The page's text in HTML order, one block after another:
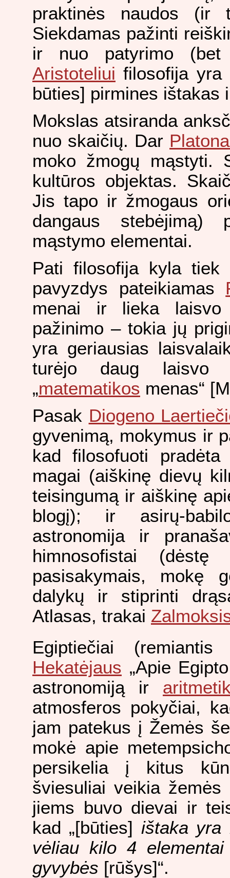
praktinės naudos
Siekdamas pažinti
ir nuo patyrimo (bet
Aristoteliui filosofija yra
būties] pirmines ištakas
Mokslas atsiranda
nuo skaičių. Dar
moko žmogų mąstyti.
kultūros objektas.
Jis tapo ir žmogaus
dangaus stebėjimą)
mąstymo elementai.
Pati filosofija kyla
pavyzdys pateikiamas
menai ir lieka laisvo
pažinimo – tokia jų
yra geriausias
turėjo daug laisvo
„matematikos menas“
Pasak Diogeno
gyvenimą, mokymus ir
kad filosofuoti
magai (aiškinę dievų
teisingumą ir aiškinę
blogį); ir asirų-
astronomija ir
himnosofistai
pasisakymais, mokę
dalykų ir stiprinti
Atlasas, trakai
Egiptiečiai (remiantis
Hekatėjaus „Apie
astronomiją ir
atmosferos pokyčiai,
jam patekus į Žemės
mokė apie
persikelia į kitus
šviesuliai veikia
jiems buvo dievai ir
kad „[būties] ištaka yra
vėliau kilo 4
gyvybės [rūšys]“.